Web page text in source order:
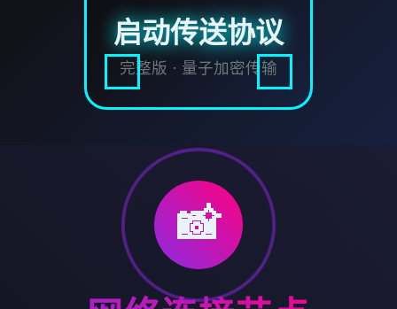
启动传送协议
完整版 · 量子加密传输
📸